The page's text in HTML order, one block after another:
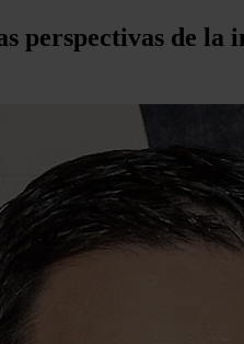
perspectivas de